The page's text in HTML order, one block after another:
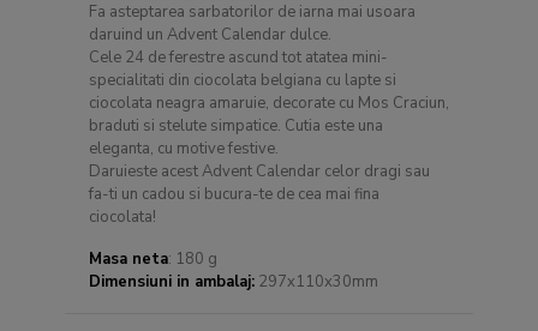
Fa asteptarea sarbatorilor de iarna mai usoara
daruind un Advent Calendar dulce.
Cele 24 de ferestre ascund tot atatea mini-
specialitati din ciocolata belgiana cu lapte si
ciocolata neagra amaruie, decorate cu Mos Craciun,
braduti si stelute simpatice. Cutia este una
eleganta, cu motive festive.
Daruieste acest Advent Calendar celor dragi sau
fa-ti un cadou si bucura-te de cea mai fina
ciocolata!
Masa neta: 180 g
Dimensiuni in ambalaj: 297x110x30mm